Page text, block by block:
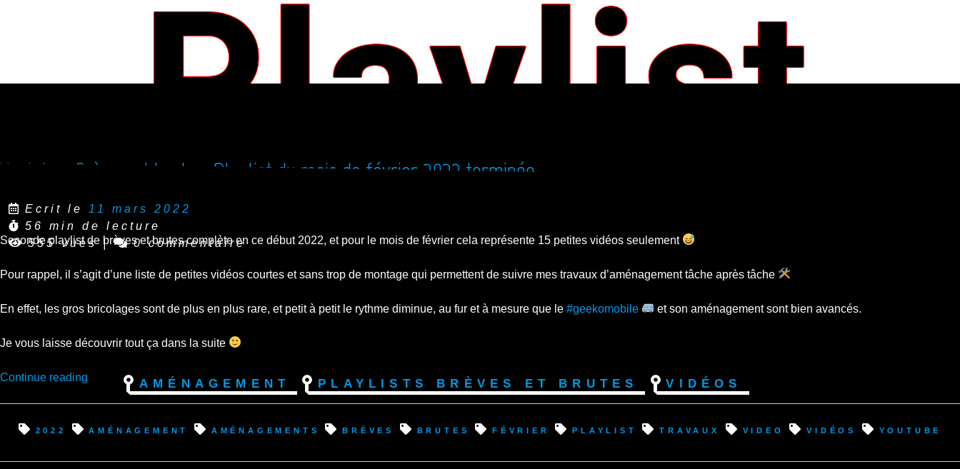
Aménagement Playlists Brèves et Brutes Vidéos
Youtube : Brèves et brutes, Playlist du mois de février 2022 terminée
Ecrit le 11 mars 2022
56 min de lecture
555 vues | 0 commentaire
Seconde playlist de brèves et brutes complète en ce début 2022, et pour le mois de février cela représente 15 petites vidéos seulement
Pour rappel, il s’agit d’une liste de petites vidéos courtes et sans trop de montage qui permettent de suivre mes travaux d’aménagement tâche après tâche
En effet, les gros bricolages sont de plus en plus rare, et petit à petit le rythme diminue, au fur et à mesure que le #geekomobile et son aménagement sont bien avancés.
Je vous laisse découvrir tout ça dans la suite
Continue reading “Youtube
et
Playlist
2022 aménagement aménagements brèves brutes février playlist travaux video vidéos youtube